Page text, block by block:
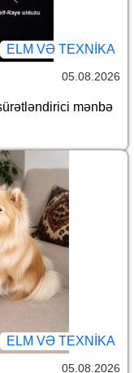
ELM VƏ TEXNIKA
05.08.2026
mənbə
ELM VƏ TEXNIKA
05.08.2026